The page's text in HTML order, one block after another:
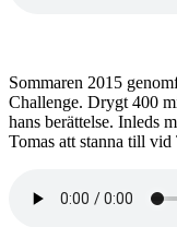
Sommaren 2015
Challenge. Drygt 400
hans berättelse. Inleds
Tomas att stanna till